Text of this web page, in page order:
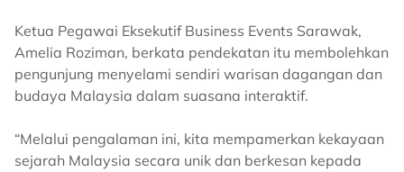
Ketua Pegawai Eksekutif Business Events Sarawak,
Amelia Roziman, berkata pendekatan itu membolehkan
pengunjung menyelami sendiri warisan dagangan dan
budaya Malaysia dalam suasana interaktif.
“Melalui pengalaman ini, kita mempamerkan kekayaan
sejarah Malaysia secara unik dan berkesan kepada